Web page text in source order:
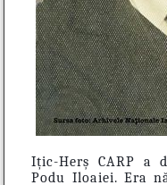
Ițic-Herș CARP a
Podu Iloaiei. Era